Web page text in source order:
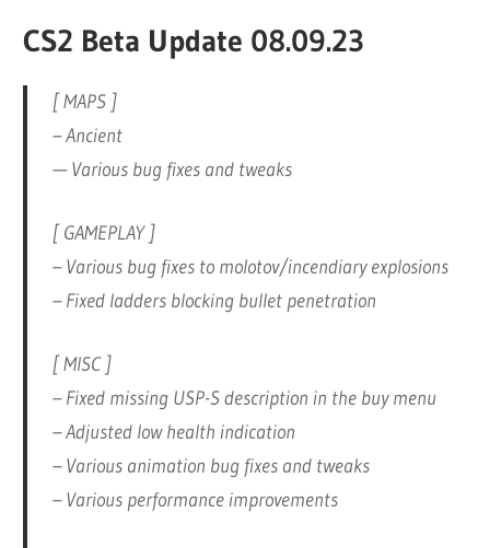
CS2 Beta Update 08.09.23
[ MAPS ]
– Ancient
— Various bug fixes and tweaks
[ GAMEPLAY ]
– Various bug fixes to molotov/incendiary explosions
– Fixed ladders blocking bullet penetration
[ MISC ]
– Fixed missing USP-S description in the buy menu
– Adjusted low health indication
– Various animation bug fixes and tweaks
– Various performance improvements